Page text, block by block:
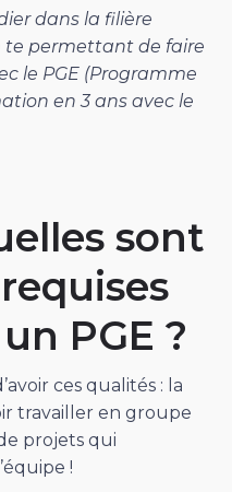
dans la filière
te permettant de faire
le PGE (Programme
en 3 ans avec le
sont
PGE ?
ces qualités : la
travailler en groupe
projets qui
!